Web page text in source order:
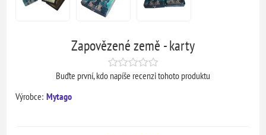
Zapovězené země - karty
Buďte první, kdo napíše recenzi tohoto produktu
Výrobce: Mytago